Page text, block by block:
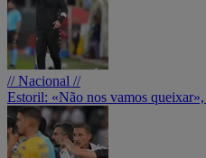
// Nacional //
Estoril: «Não nos vamos queixar»,